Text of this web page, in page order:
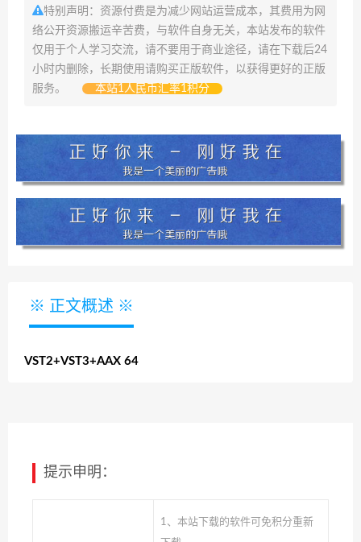
特别声明：资源付费是为减少网站运营成本，其费用为网
络公开资源搬运辛苦费，与软件自身无关，本站发布的软件
仅用于个人学习交流，请不要用于商业途径，请在下载后24
小时内删除，长期使用请购买正版软件，以获得更好的正版
服务。
本站1人民币汇率1积分
※ 正文概述 ※
VST2+VST3+AAX 64
提示申明：
1、本站下载的软件可免积分重新